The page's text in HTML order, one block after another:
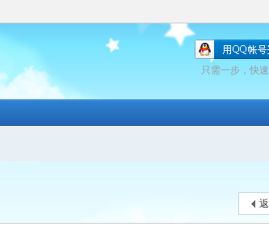
只需一步，快